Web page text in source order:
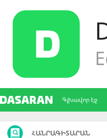
Գլխավոր էջ
ՀԱՆՐԱԳԻՏԱՐԱՆ